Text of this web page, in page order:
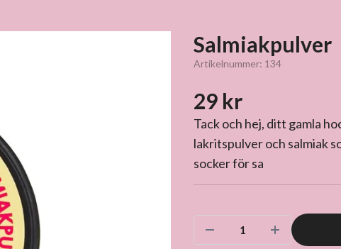
Salmiakpulver
Artikelnummer: 134
29 kr
Tack och hej, ditt gamla
lakritspulver och salmiak
socker för sa